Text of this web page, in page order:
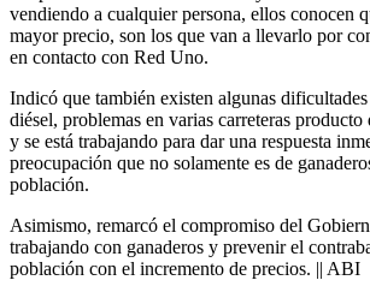
vendiendo a cualquier persona, ellos conocen
mayor precio, son los que van a llevarlo por
en contacto con Red Uno.
Indicó que también existen algunas
diésel, problemas en varias carreteras
y se está trabajando para dar una respuesta
preocupación que no solamente es de
población.
Asimismo, remarcó el compromiso del
trabajando con ganaderos y prevenir el
población con el incremento de precios. || ABI